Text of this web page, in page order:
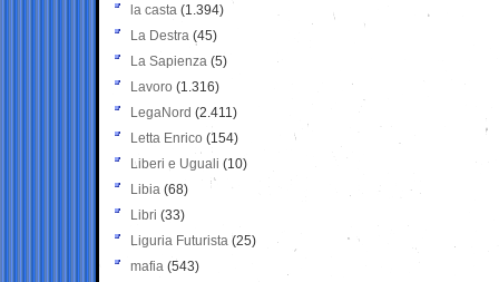
la casta (1.394)
La Destra (45)
La Sapienza (5)
Lavoro (1.316)
LegaNord (2.411)
Letta Enrico (154)
Liberi e Uguali (10)
Libia (68)
Libri (33)
Liguria Futurista (25)
mafia (543)